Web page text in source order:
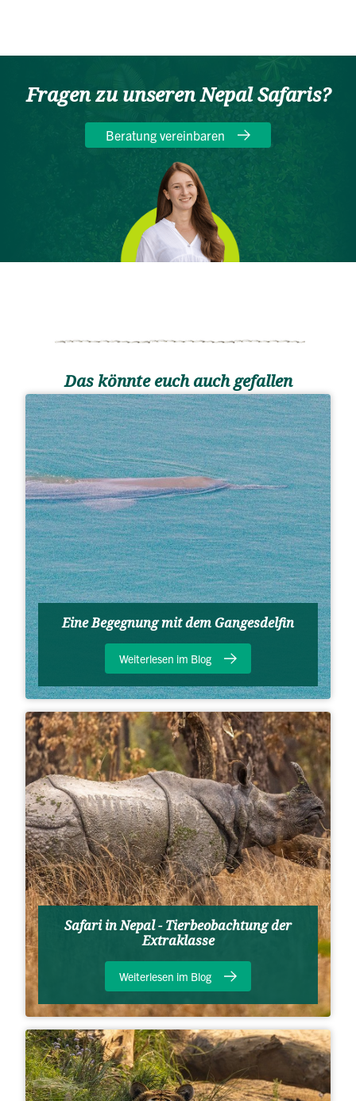
Fragen zu unseren Nepal Safaris?
Beratung vereinbaren
Das könnte euch auch gefallen
Eine Begegnung mit dem Gangesdelfin
Weiterlesen im Blog
Safari in Nepal - Tierbeobachtung der
Extraklasse
Weiterlesen im Blog